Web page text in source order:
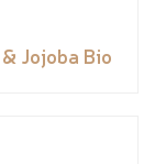
Jojoba Bio